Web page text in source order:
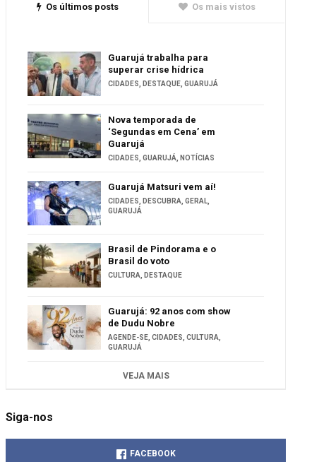
Os últimos posts Os mais vistos
Guarujá trabalha para
superar crise hídrica
CIDADES, DESTAQUE,GUARUJÁ
Nova temporada de
‘Segundas em Cena’ em
Guarujá
CIDADES,GUARUJÁ, NOTÍCIAS
Guarujá Matsuri vem aí!
CIDADES, DESCUBRA,GERAL,
GUARUJÁ
Brasil de Pindorama e o
Brasil do voto
CULTURA, DESTAQUE
Guarujá: 92 anos com show
de Dudu Nobre
AGENDE-SE,CIDADES,CULTURA,
GUARUJÁ
VEJA MAIS
Siga-nos
FACEBOOK